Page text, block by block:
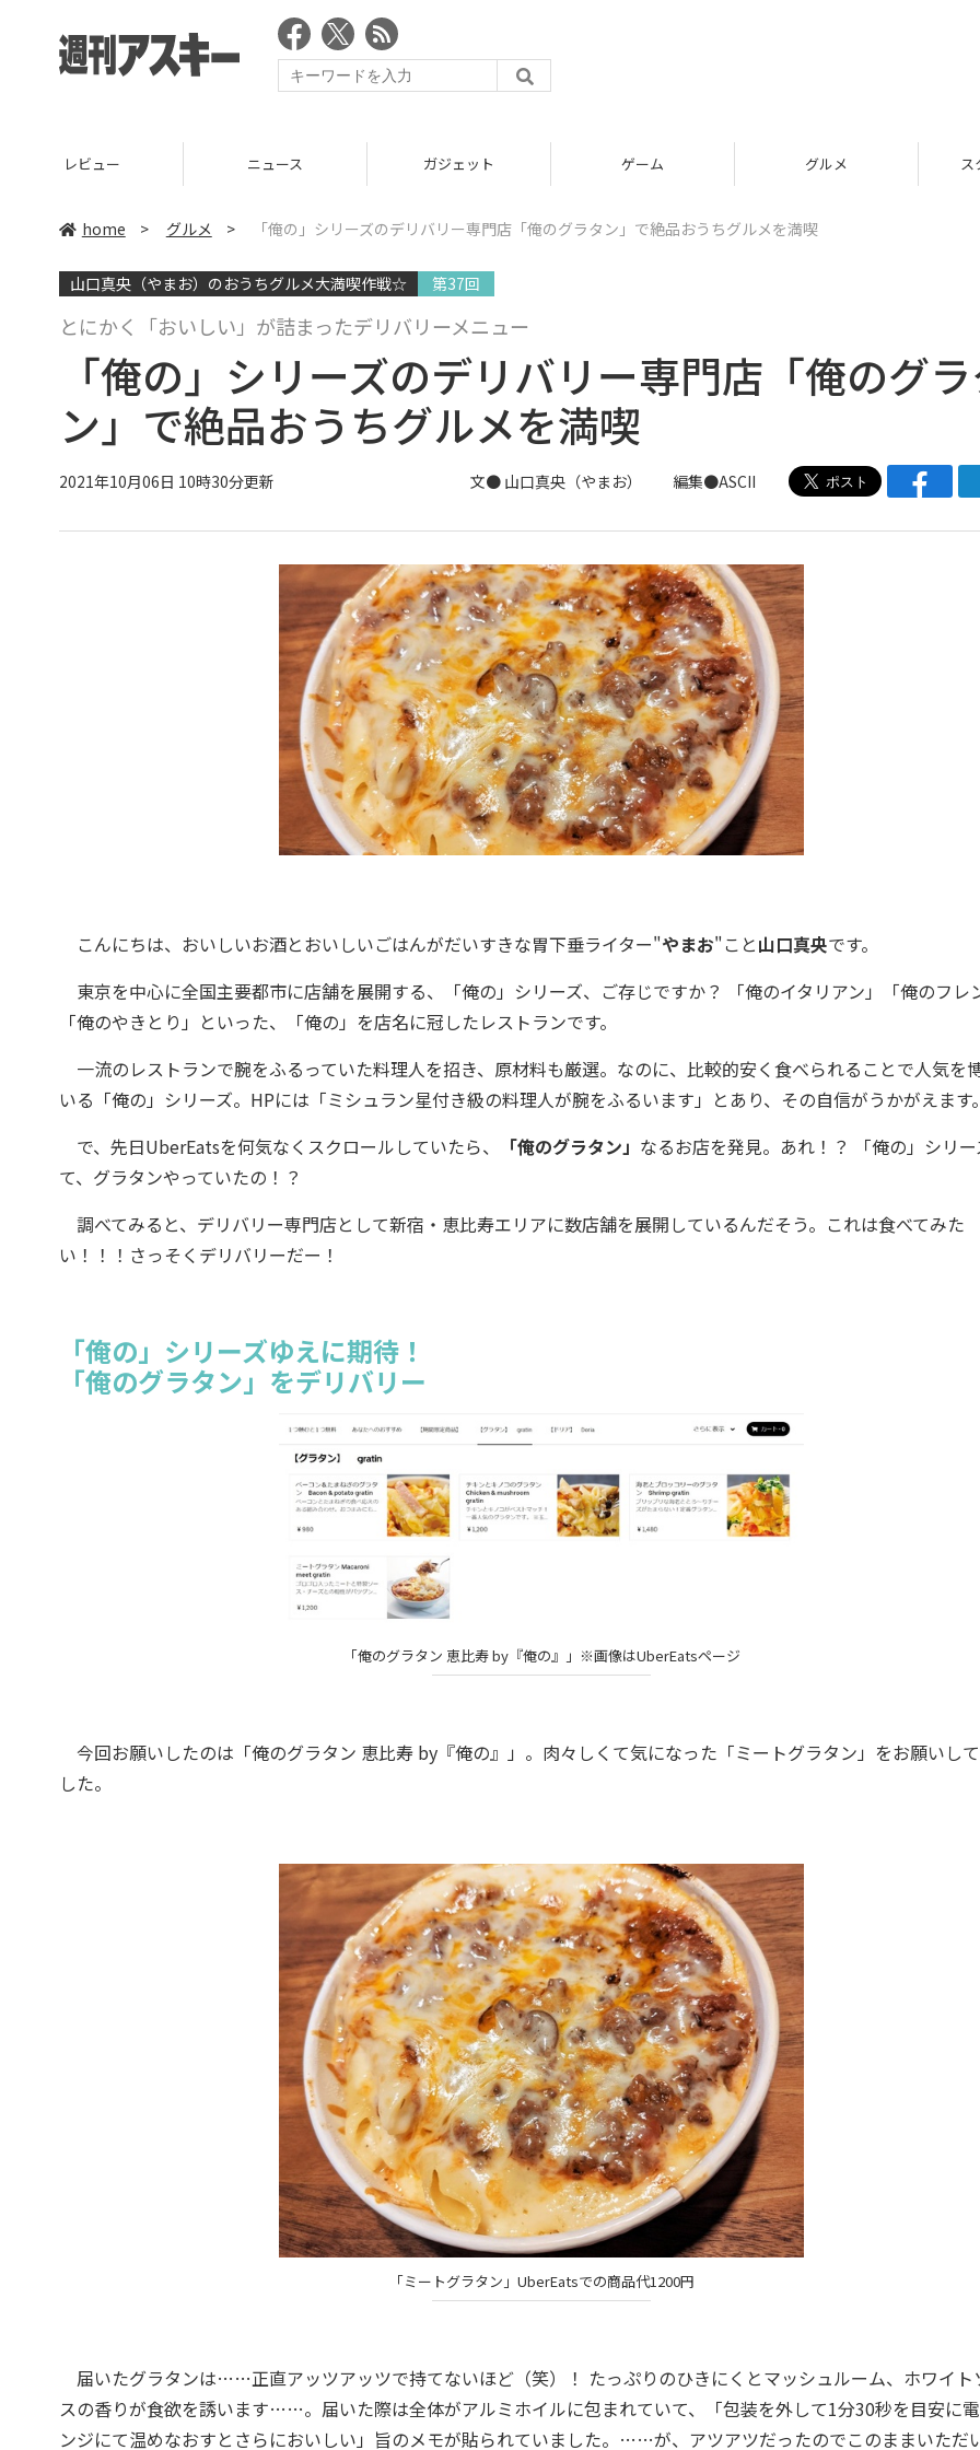
ニュース ガジェット ゲーム グルメ スタートアップ
home > グルメ > 「俺の」シリーズのデリバリー専門店「俺のグラタン」で絶品おうちグルメを満喫
山口真央（やまお）のおうちグルメ大満喫作戦☆ 第37回
とにかく「おいしい」が詰まったデリバリーメニュー
「俺の」シリーズのデリバリー専門店「俺のグ
ン」で絶品おうちグルメを満喫
2021年10月06日 10時30分更新 文● 山口真央（やまお） 編集●ASCII
こんにちは、おいしいお酒とおいしいごはんがだいすきな胃下垂ライター"やまお"こと山口真央です。
東京を中心に全国主要都市に店舗を展開する、「俺の」シリーズ、ご存じですか？ 「俺のイタリアン」「俺のフレ
「俺のやきとり」といった、「俺の」を店名に冠したレストランです。
一流のレストランで腕をふるっていた料理人を招き、原材料も厳選。なのに、比較的安く食べられることで人気を
いる「俺の」シリーズ。HPには「ミシュラン星付き級の料理人が腕をふるいます」とあり、その自信がうかがえます
で、先日UberEatsを何気なくスクロールしていたら、
「俺のグラタン」 なるお店を発見。あれ！？ 「俺の」シリ
て、グラタンやっていたの！？
調べてみると、デリバリー専門店として新宿・恵比寿エリアに数店舗を展開しているんだそう。これは食べてみた
い！！！さっそくデリバリーだー！
「俺の」シリーズゆえに期待！
「俺のグラタン」をデリバリー
「俺のグラタン 恵比寿 by『俺の』」※画像はUberEatsページ
今回お願いしたのは「俺のグラタン 恵比寿 by『俺の』」。肉々しくて気になった「ミートグラタン」をお願いし
した。
「ミートグラタン」UberEatsでの商品代1200円
届いたグラタンは……正直アッツアッツで持てないほど（笑）！ たっぷりのひきにくとマッシュルーム、ホワイト
スの香りが食欲を誘います……。届いた際は全体がアルミホイルに包まれていて、「包装を外して1分30秒を目安に
ンジにて温めなおすとさらにおいしい」旨のメモが貼られていました。……が、アツアツだったのでこのままいただ